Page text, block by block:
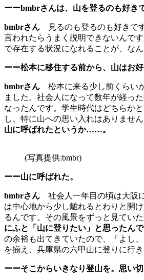
ーーbmbrさんは、山を登るのも好き
bmbrさん 見るのも登るのも好きで
言われたらうまく説明できないんで
で存在する状況になれることが、なん
ーー松本に移住する前から、山はお
bmbrさん 松本に来る少し前くらい
ました。社会人になって数年が経っ
なったんです。学生時代はどちらか
し、特に山への思い入れはありません
山に呼ばれたというか……。
(写真提供:bmbr)
ーー山に呼ばれた。
bmbrさん 社会人一年目の頃は大阪
は中心地から少し離れるとわりと開
るんです。その風景をずっと見てい
にふと「山に登りたい」と思ったんで
の余裕も出てきていたので、「よし
を揃え、兵庫県の六甲山に登りに行き
ーーそこからいきなり登山を。思い切